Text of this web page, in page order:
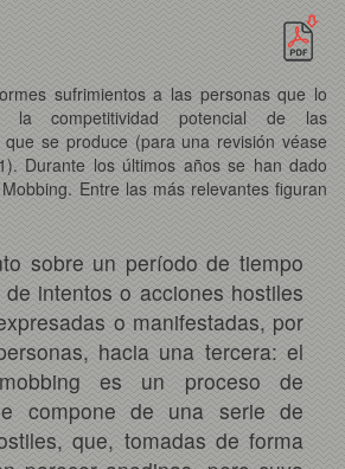
sufrimientos a las personas que lo
la competitividad potencial de las
se produce (para una revisión véase
Durante los últimos años se han dado
Entre las más relevantes figuran
sobre un período de tiempo
intentos o acciones hostiles
o manifestadas, por
hacia una tercera: el
es un proceso de
compone de una serie de
que, tomadas de forma